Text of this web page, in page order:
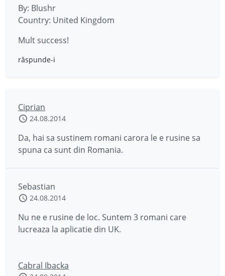
By: Blushr
Country: United Kingdom
Mult success!
răspunde-i
Ciprian
24.08.2014
Da, hai sa sustinem romani carora le e rusine sa
spuna ca sunt din Romania.
Sebastian
24.08.2014
Nu ne e rusine de loc. Suntem 3 romani care
lucreaza la aplicatie din UK.
Cabral Ibacka